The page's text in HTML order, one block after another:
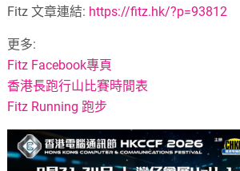
Fitz 文章連結: https://fitz.hk/?p=93812
更多:
Fitz Facebook專頁
香港長跑行山比賽時間表
Fitz Running 跑步